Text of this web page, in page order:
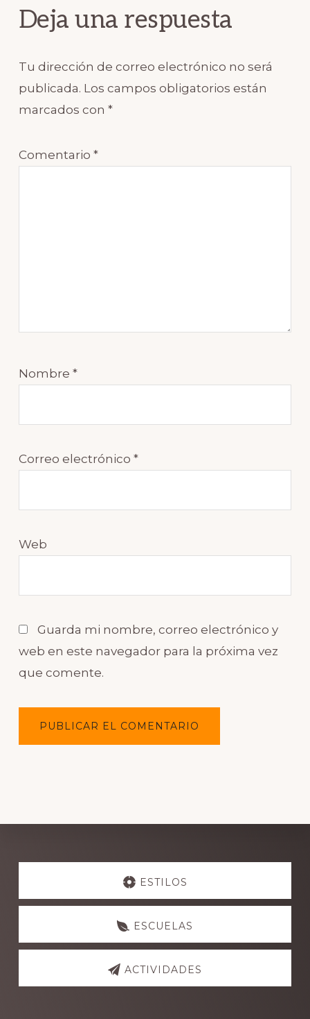
Deja una respuesta
Tu dirección de correo electrónico no será
publicada. Los campos obligatorios están
marcados con *
Comentario *
Nombre *
Correo electrónico *
Web
Guarda mi nombre, correo electrónico y
web en este navegador para la próxima vez
que comente.
Explore
ESTILOS
ESCUELAS
ACTIVIDADES